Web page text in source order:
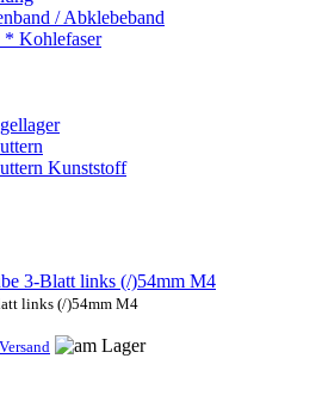
/ Abklebeband
Kohlefaser
Kunststoff
links (/)54mm M4
Versand